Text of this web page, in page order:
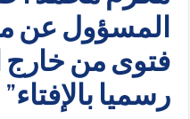
المسؤول عن
فتوى من خارج
رسميا بالإفتاء”